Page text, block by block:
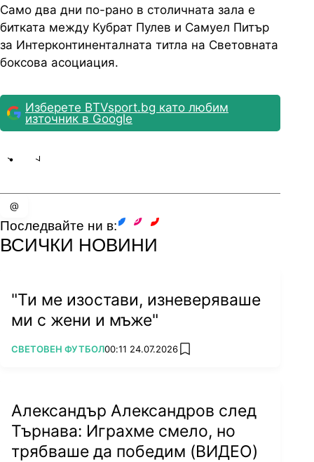
Само два дни по-рано в столичната зала е
битката между Кубрат Пулев и Самуел Питър
за Интерконтиненталната титла на Световната
боксова асоциация.
Изберете BTVsport.bg като любим
източник в Google
@
Последвайте ни в:
ВСИЧКИ НОВИНИ
"Ти ме изостави, изневеряваше
ми с жени и мъже"
ПОВЕЧЕ ОТ
СВЕТОВЕН ФУТБОЛ00:11 24.07.2026 add favorites
Александър Александров след
Търнава: Играхме смело, но
трябваше да победим (ВИДЕО)